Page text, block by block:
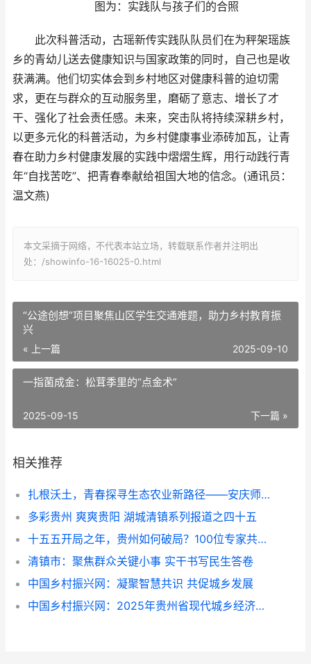
图为：实践队与孩子们的合照
此次科普活动，古瑶新传实践队队员们在为秤架瑶族
乡的青幼儿送去健康知识与国家政策的同时，自己也是收
获满满。他们切实体会到乡村地区对健康科普的迫切需
求，更在与群众的互动服务里，磨砺了意志、增长了才
干、强化了社会责任感。未来，突击队将持续深耕乡村，
以更多元化的科普活动，为乡村健康事业添砖加瓦，让青
春在助力乡村健康发展的实践中熠熠生辉，用行动践行青
年“自找苦吃”、把青春奉献给祖国大地的信念。(通讯员：
温文燕)
本文采摘于网络，不代表本站立场，转载联系作者并注明出
处：/showinfo-16-16025-0.html
“公途创想”项目聚焦山区学生交通难题，助力乡村教育振
兴
« 上一篇 2025-09-10
一指菌成金：松茸季里的“点金术”
下一篇 »
2025-09-15
相关推荐
扎根沃土，青春探寻生态农业新路径——安庆师大三下乡团队赴庐江县金乔生态农业有限公司开展调研
多彩贵州 爽爽贵阳 湖城清镇系列报道之四十五
十五五开局之年，贵州如何破局？100位专家共绘发展蓝图
清镇市：聚焦群众关键小事 实干书写民生答卷
中国乡村振兴网：凝聚智慧共识 共促城乡发展
中国乡村振兴网：2025年贵州省现代城乡经济发展研究院年会在贵阳隆重召开